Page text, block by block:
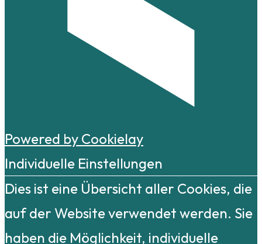
Powered by Cookielay
Individuelle Einstellungen
Dies ist eine Übersicht aller Cookies, die
auf der Website verwendet werden. Sie
haben die Möglichkeit, individuelle